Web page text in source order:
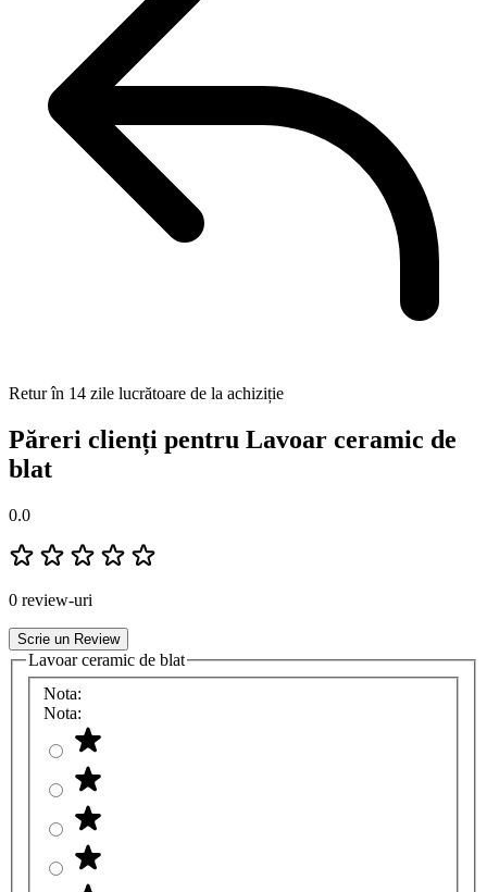
Retur în 14 zile lucrătoare de la achiziție
Păreri clienți pentru Lavoar ceramic de
blat
0.0
0 review-uri
Scrie un Review
Lavoar ceramic de blat
Nota:
Nota: